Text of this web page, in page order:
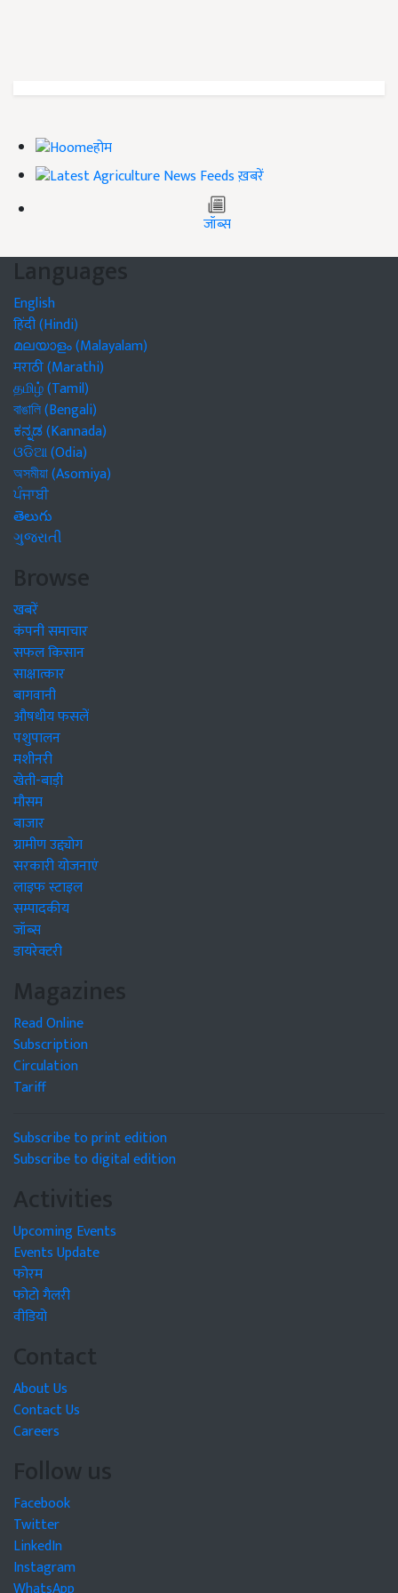
होम
ख़बरें
जॉब्स
Languages
English
हिंदी (Hindi)
മലയാളം (Malayalam)
मराठी (Marathi)
தமிழ் (Tamil)
বাঙালি (Bengali)
ಕನ್ನಡ (Kannada)
ଓଡିଆ (Odia)
অসমীয়া (Asomiya)
ਪੰਜਾਬੀ
తెలుగు
ગુજરાતી
Browse
खबरें
कंपनी समाचार
सफल किसान
साक्षात्कार
बागवानी
औषधीय फसलें
पशुपालन
मशीनरी
खेती-बाड़ी
मौसम
बाजार
ग्रामीण उद्द्योग
सरकारी योजनाएं
लाइफ स्टाइल
सम्पादकीय
जॉब्स
डायरेक्टरी
Magazines
Read Online
Subscription
Circulation
Tariff
Subscribe to print edition
Subscribe to digital edition
Activities
Upcoming Events
Events Update
फोरम
फोटो गैलरी
वीडियो
Contact
About Us
Contact Us
Careers
Follow us
Facebook
Twitter
LinkedIn
Instagram